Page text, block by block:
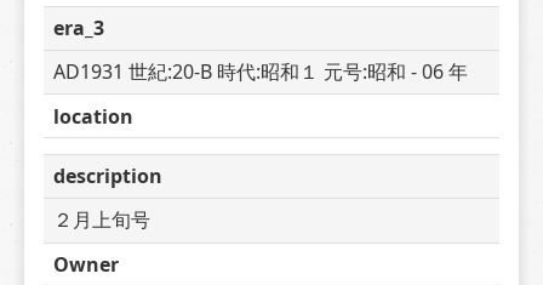
era_3
AD1931 世紀:20-B 時代:昭和１ 元号:昭和 - 06 年
location
description
２月上旬号
Owner